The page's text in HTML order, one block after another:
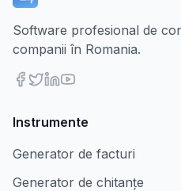
Software profesional de
companii în Romania.
Instrumente
Generator de facturi
Generator de chitanțe